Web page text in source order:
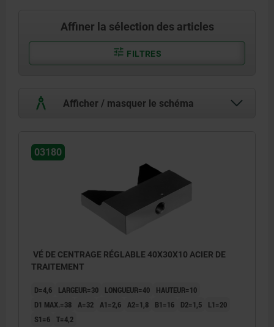
Affiner la sélection des articles
FILTRES
Afficher / masquer le schéma
03180
VÉ DE CENTRAGE RÉGLABLE 40X30X10 ACIER DE
TRAITEMENT
D=4,6 LARGEUR=30 LONGUEUR=40
HAUTEUR=10
D1 MAX.=38 A=32 A1=2,6 A2=1,8 B1=16 D2=1,5
L1=20
S1=6 T=4,2